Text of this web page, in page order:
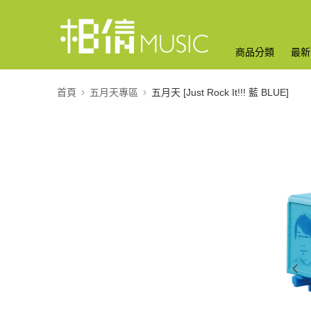
商品分類 最
首頁 五月天專區 五月天 [Just Rock It!!! 藍 BLUE]